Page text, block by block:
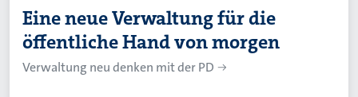
Eine neue Verwaltung für die
öffentliche Hand von morgen
Verwaltung neu denken mit der PD